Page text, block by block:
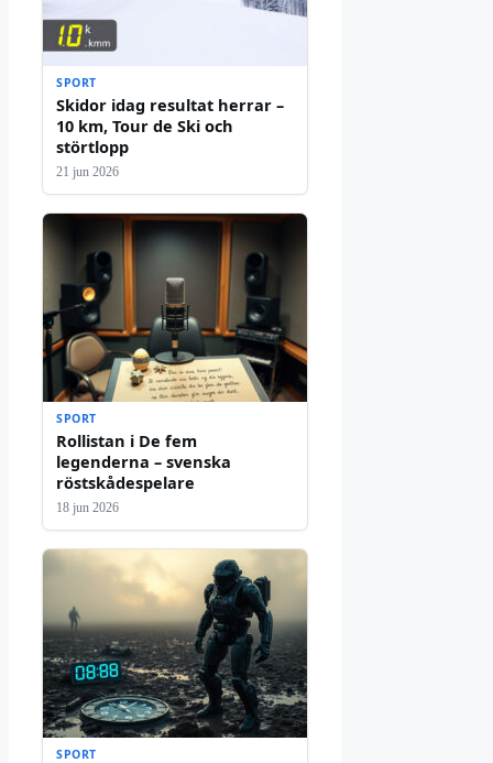
SPORT
Skidor idag resultat herrar –
10 km, Tour de Ski och
störtlopp
21 jun 2026
SPORT
Rollistan i De fem
legenderna – svenska
röstskådespelare
18 jun 2026
SPORT